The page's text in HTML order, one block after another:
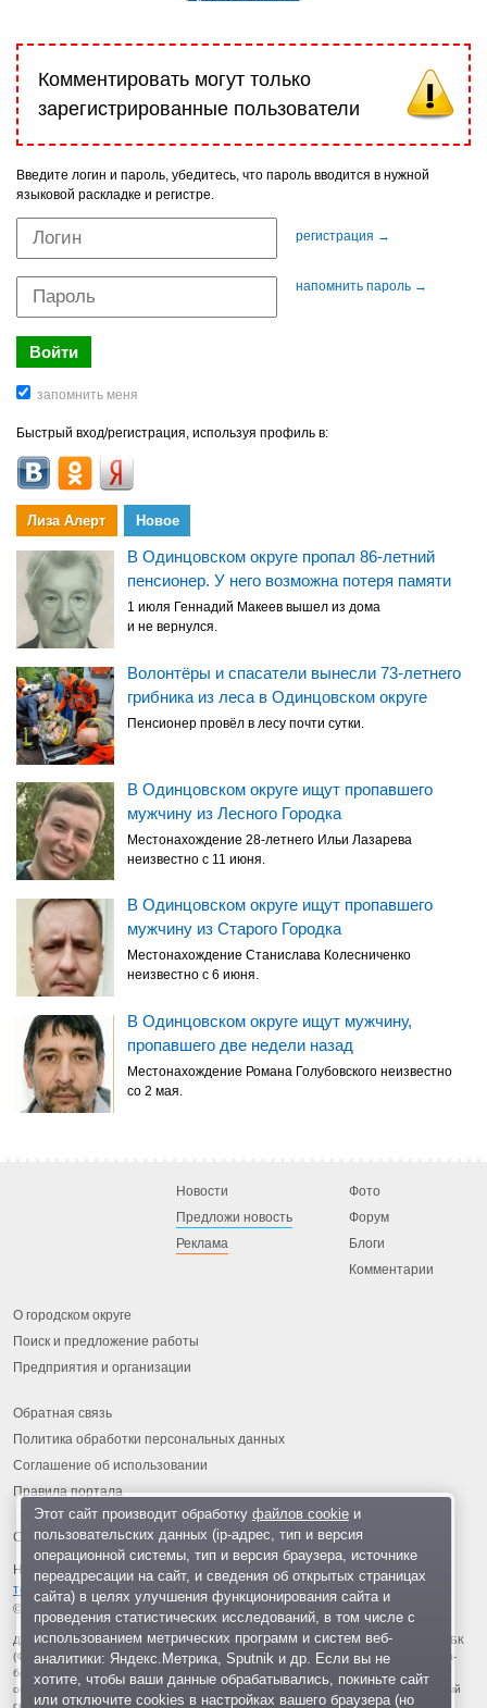
Комментировать могут только
зарегистрированные пользователи
Введите логин и пароль, убедитесь, что пароль вводится в нужной
языковой раскладке и регистре.
регистрация →
напомнить пароль →
Быстрый вход/регистрация, используя профиль в:
Лиза Алерт Новое
В Одинцовском округе пропал 86-летний
пенсионер. У него возможна потеря памяти
1 июля Геннадий Макеев вышел из дома
и не вернулся.
Волонтёры и спасатели вынесли 73-летнего
грибника из леса в Одинцовском округе
Пенсионер провёл в лесу почти сутки.
В Одинцовском округе ищут пропавшего
мужчину из Лесного Городка
Местонахождение 28-летнего Ильи Лазарева
неизвестно с 11 июня.
В Одинцовском округе ищут пропавшего
мужчину из Старого Городка
Местонахождение Станислава Колесниченко
неизвестно с 6 июня.
В Одинцовском округе ищут мужчину,
пропавшего две недели назад
Местонахождение Романа Голубовского неизвестно
со 2 мая.
Новости
Предложи новость
Реклама
Фото
Форум
Блоги
Комментарии
О городском округе
Поиск и предложение работы
Предприятия и организации
Обратная связь
Политика обработки персональных данных
Соглашение об использовании
Правила портала
На информационном ресурсе применяются рекомендательные
технологии
© 2013-2026 «ОИНФО»,
сделано в Одинцово
Для читателей: В России признаны экстремистскими и запрещены организации ФБК
(Фонд борьбы с коррупцией, признан иноагентом), Штабы Навального, «Национал-
большевистская партия», «Свидетели Иеговы», «Армия воли народа», «Русский
общенациональный союз», «Движение против нелегальной иммиграции», «Правый
сектор», УНА-УНСО, УПА, «Тризуб им. Степана Бандеры», «Мизантропик дивижн»,
Этот сайт производит обработку файлов cookieи
пользовательских данных (ip-адрес, тип и версия
операционной системы, тип и версия браузера, источнике
переадресации на сайт, и сведения об открытых страницах
сайта) в целях улучшения функционирования сайта и
проведения статистических исследований, в том числе с
использованием метрических программ и систем веб-
аналитики: Яндекс.Метрика, Sputnik и др. Если вы не
хотите, чтобы ваши данные обрабатывались, покиньте сайт
или отключите cookies в настройках вашего браузера (но